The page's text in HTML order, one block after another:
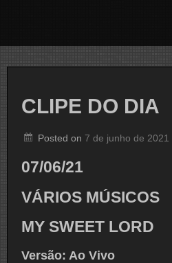
CLIPE DO DIA
Posted on 7 de junho de 2021
07/06/21
VÁRIOS MÚSICOS
MY SWEET LORD
Versão: Ao Vivo